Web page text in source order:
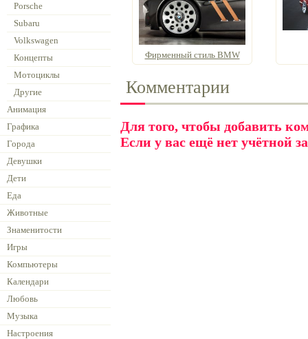
Porsche
Subaru
Volkswagen
Концепты
Мотоциклы
Другие
Анимация
Графика
Города
Девушки
Дети
Еда
Животные
Знаменитости
Игры
Компьютеры
Календари
Любовь
Музыка
Настроения
Фирменный стиль BMW
Комментарии
Для того, чтобы добавить
Если у вас ещё нет учётной